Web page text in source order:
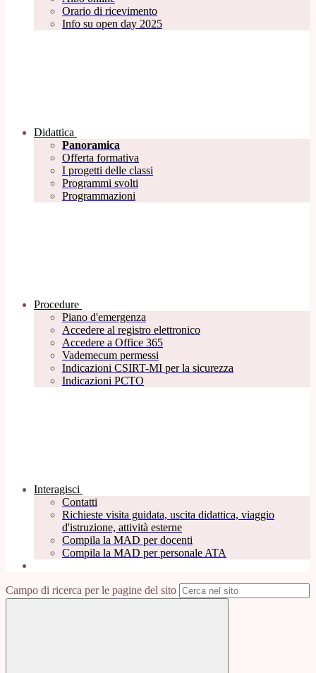
Orario di ricevimento
Info su open day 2025
Didattica
Panoramica
Offerta formativa
I progetti delle classi
Programmi svolti
Programmazioni
Procedure
Piano d'emergenza
Accedere al registro elettronico
Accedere a Office 365
Vademecum permessi
Indicazioni CSIRT-MI per la sicurezza
Indicazioni PCTO
Interagisci
Contatti
Richieste visita guidata, uscita didattica, viaggio
d'istruzione, attività esterne
Compila la MAD per docenti
Compila la MAD per personale ATA
Campo di ricerca per le pagine del sito